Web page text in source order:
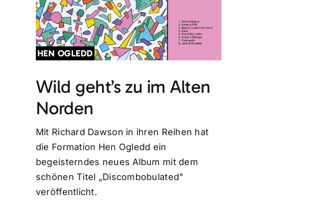
HEN OGLEDD
Wild geht’s zu im Alten
Norden
Mit Richard Dawson in ihren Reihen hat
die Formation Hen Ogledd ein
begeisterndes neues Album mit dem
schönen Titel „Discombobulated"
veröffentlicht.